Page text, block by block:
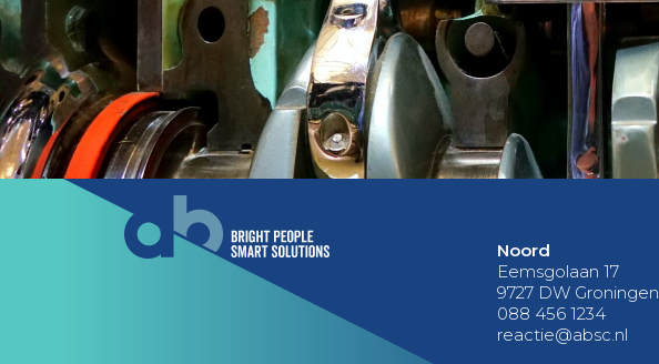
Noord
Eemsgolaan 17
9727 DW Groningen
088 456 1234
reactie@absc.nl